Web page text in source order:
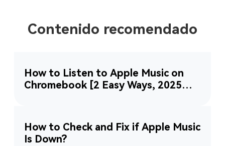
Contenido recomendado
How to Listen to Apple Music on
Chromebook [2 Easy Ways, 2025
How to Check and Fix if Apple Music
Is Down?